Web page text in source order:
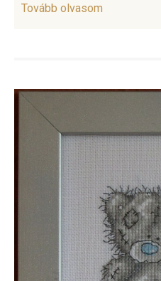
Tovább olvasom